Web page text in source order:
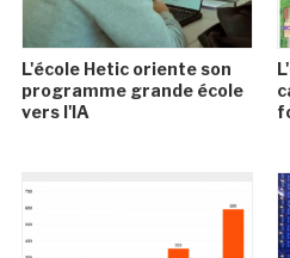
L'école Hetic oriente son
programme grande école
vers l'IA